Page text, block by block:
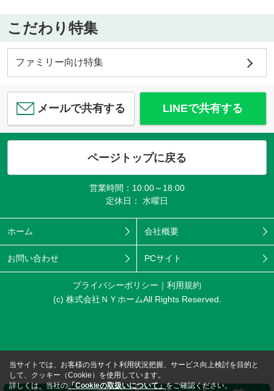
こだわり特集
ファミリー向け特集
メールで共有する LINEで共有する
ページトップに戻る
営業時間：10:00～18:00
定休日： 水曜日
ホーム 会社概要
お問い合わせ PCサイト
プライバシーポリシー
利用規約
(c) 株式会社ＮＹホームAll Rights Reserved.
当サイトでは、お客様の当サイト利用状況把握、サービス向上検討を目的と
して、クッキー（Cookie）を使用しています。
詳しくは、当社の 「Cookieの取扱いについて」をご確認ください。